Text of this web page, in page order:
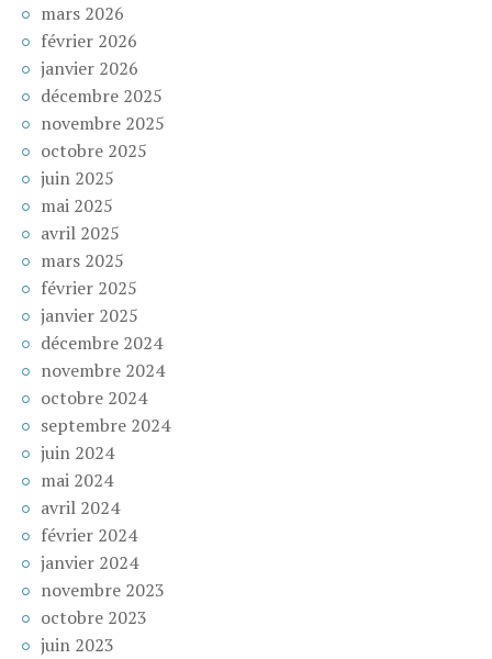
mars 2026
février 2026
janvier 2026
décembre 2025
novembre 2025
octobre 2025
juin 2025
mai 2025
avril 2025
mars 2025
février 2025
janvier 2025
décembre 2024
novembre 2024
octobre 2024
septembre 2024
juin 2024
mai 2024
avril 2024
février 2024
janvier 2024
novembre 2023
octobre 2023
juin 2023